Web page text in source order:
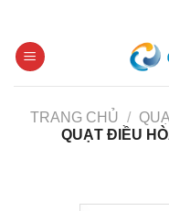
content
TRANG CHỦ /
QUẠT ĐIỀU